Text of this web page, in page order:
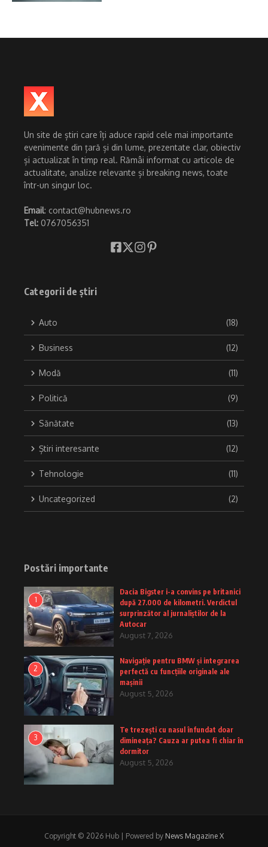
Un site de știri care îți aduce rapid cele mai importante
evenimente din țară și din lume, prezentate clar, obiectiv
și actualizat în timp real. Rămâi informat cu articole de
actualitate, analize relevante și breaking news, toate
într-un singur loc.
Email: contact@hubnews.ro
Tel: 0767056351
Categorii de știri
Auto (18)
Business (12)
Modă (11)
Politică (9)
Sănătate (13)
Știri interesante (12)
Tehnologie (11)
Uncategorized (2)
Postări importante
1
Dacia Bigster i-a convins pe britanici
după 27.000 de kilometri. Verdictul
surprinzător al jurnaliștilor de la
Autocar
August 7, 2026
2
Navigație pentru BMW și integrarea
perfectă cu funcțiile originale ale
mașinii
August 5, 2026
3
Te trezești cu nasul înfundat doar
dimineața? Cauza ar putea fi chiar în
dormitor
August 5, 2026
Copyright © 2026 Hub | Powered by News Magazine X